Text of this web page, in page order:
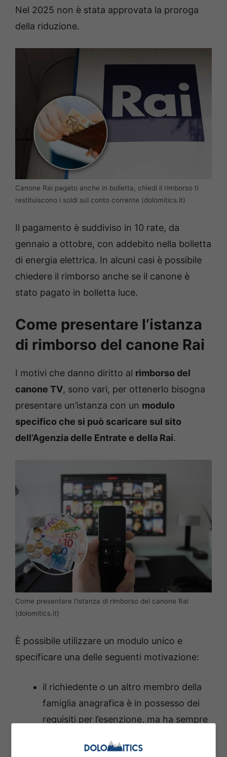
Nel 2025 non è stata approvata la proroga
della riduzione.
Canone Rai pagato anche in bolletta, chiedi il rimborso ti
restituiscono i soldi sul conto corrente (dolomitics.it)
Il pagamento è suddiviso in 10 rate, da
gennaio a ottobre, con addebito nella bolletta
di energia elettrica. In alcuni casi è possibile
chiedere il rimborso anche se il canone è
stato pagato in bolletta luce.
Come presentare l’istanza
di rimborso del canone Rai
I motivi che danno diritto al rimborso del
canone TV, sono vari, per ottenerlo bisogna
presentare un’istanza con un modulo
specifico che si può scaricare sul sito
dell’Agenzia delle Entrate e della Rai.
Come presentare l’istanza di rimborso del canone Rai
(dolomitics.it)
È possibile utilizzare un modulo unico e
specificare una delle seguenti motivazione:
il richiedente o un altro membro della
famiglia anagrafica è in possesso dei
requisiti per l’esenzione, ma ha sempre
all’esenzione sono: 75 anni di età con